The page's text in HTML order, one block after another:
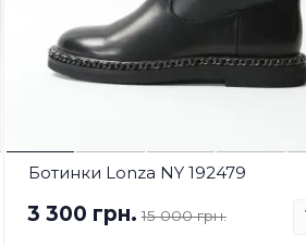
Ботинки Lonza NY 192479
3 300 грн. 15 000 грн.